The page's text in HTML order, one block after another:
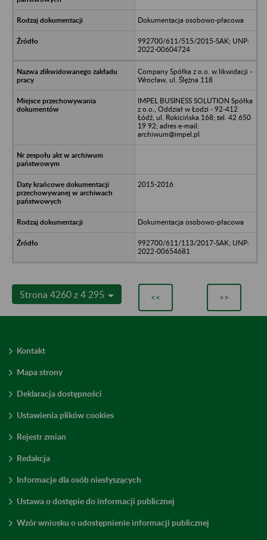
Dokumentacja osobowo-płacowa
992700/611/515/2015-SAK; UNP:
2022-00604724
Company Spółka z o.o. w likwidacji -
Wrocław, ul. Ślężna 118
IMPEL BUSINESS SOLUTION Spółka
z o.o., Oddział w Łodzi - 92-412
Łódź, ul. Rokicińska 168; tel. 42 650
19 92; adres e-mail:
archiwum@impel.pl
2015-2016
Dokumentacja osobowo-płacowa
992700/611/113/2017-SAK; UNP:
2022-00654681
Strona 4260 z 4 295 << >>
Kontakt
Mapa strony
Deklaracja dostępności
Ustawienia plików cookies
Rejestr zmian
Redakcja
Informacje dla osób niesłyszących
Ustawa o dostępie do informacji publicznej
Wzór wniosku o udostępnienie informacji publicznej